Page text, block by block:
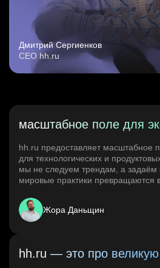
Дмитрий Сергиенков
CEO hh.ru
масштабное поле для
hh.ru предоставляет масштабное
для технологических и
мы не следуем трендам, а задаём
мировые практики превращаются
Жора Даньщин
hh.ru — это про